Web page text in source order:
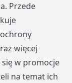
Przede
więcej
w promocje
na temat ich